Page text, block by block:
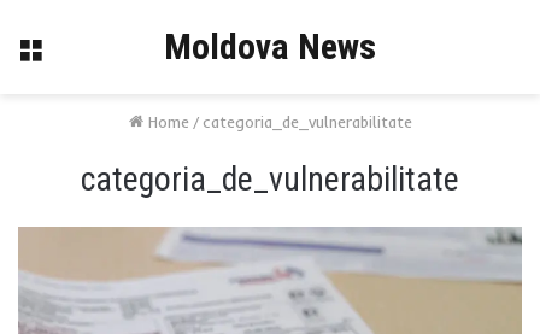
Menu Moldova News
Home / categoria_de_vulnerabilitate
categoria_de_vulnerabilitate